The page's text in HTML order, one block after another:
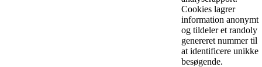
Cookies lagrer
information anonymt
og tildeler et randoly
genereret nummer til
at identificere unikke
besøgende.